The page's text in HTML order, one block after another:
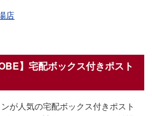
店
】宅配ボックス付きポスト
が人気の宅配ボックス付きポスト